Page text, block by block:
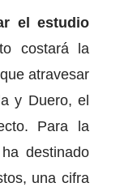
el estudio
costará la
atravesar
y Duero, el
Para la
destinado
una cifra